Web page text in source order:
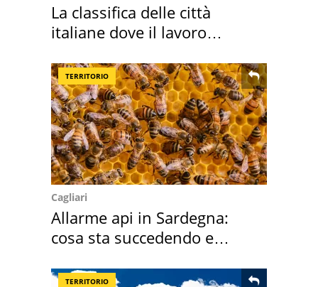
La classifica delle città
italiane dove il lavoro
TERRITORIO
Cagliari
Allarme api in Sardegna:
cosa sta succedendo e
TERRITORIO